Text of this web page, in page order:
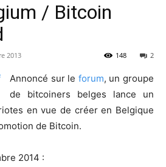
/ Bitcoin
2013 2
148
Annoncé sur le forum, un groupe
de bitcoiners belges lance un
en vue de créer en Belgique
de Bitcoin.
2014 :